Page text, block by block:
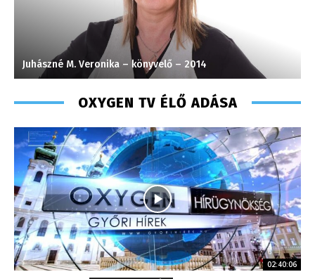
Juhászné M. Veronika – könyvelő – 2014
OXYGEN TV ÉLŐ ADÁSA
02:40:06